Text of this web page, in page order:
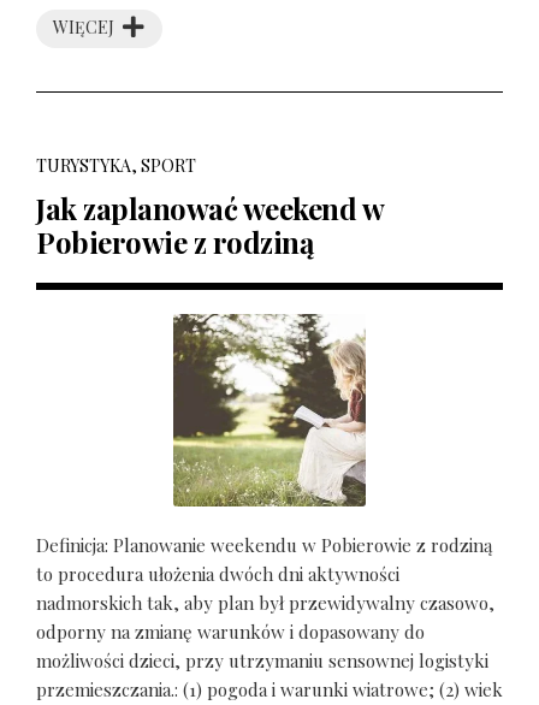
WIĘCEJ
TURYSTYKA, SPORT
Jak zaplanować weekend w
Pobierowie z rodziną
Definicja: Planowanie weekendu w Pobierowie z rodziną
to procedura ułożenia dwóch dni aktywności
nadmorskich tak, aby plan był przewidywalny czasowo,
odporny na zmianę warunków i dopasowany do
możliwości dzieci, przy utrzymaniu sensownej logistyki
przemieszczania.: (1) pogoda i warunki wiatrowe; (2) wiek